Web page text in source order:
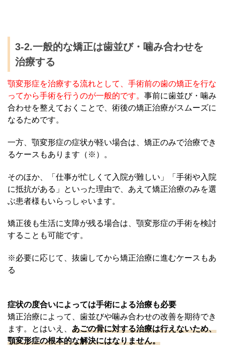
3-2.一般的な矯正は歯並び・噛み合わせを
治療する
顎変形症を治療する流れとして、手術前の歯の矯正を行な
ってから手術を行うのが一般的です。 事前に歯並び・噛み
合わせを整えておくことで、術後の矯正治療がスムーズに
なるためです。
一方、顎変形症の症状が軽い場合は、矯正のみで治療でき
るケースもあります（※）。
そのほか、「仕事が忙しくて入院が難しい」「手術や入院
に抵抗がある」といった理由で、あえて矯正治療のみを選
ぶ患者様もいらっしゃいます。
矯正後も生活に支障が残る場合は、顎変形症の手術を検討
することも可能です。
※必要に応じて、抜歯してから矯正治療に進むケースもあ
る
症状の度合いによっては手術による治療も必要
矯正治療によって、歯並びや噛み合わせの改善を期待でき
ます。とはいえ、 あごの骨に対する治療は行えないため、
顎変形症の根本的な解決にはなりません。